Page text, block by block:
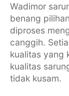
Wadimor
benang
diproses
canggih.
kualitas yang
kualitas
tidak kusam.